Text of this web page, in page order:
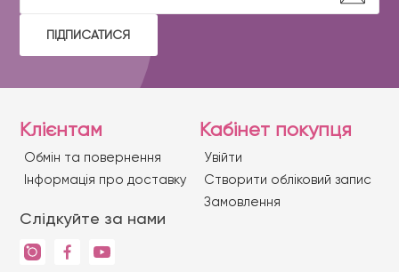
ПІДПИСАТИСЯ
Клієнтам
Обмін та повернення
Iнформація про доставку
Слідкуйте за нами
Кабінет покупця
Увійти
Створити обліковий запис
Замовлення